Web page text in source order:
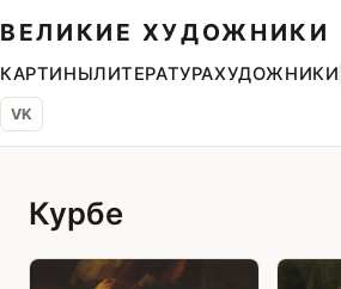
ВЕЛИКИЕ ХУДОЖНИКИ
КАРТИНЫЛИТЕРАТУРАХУДОЖНИКИ
VK
Курбе